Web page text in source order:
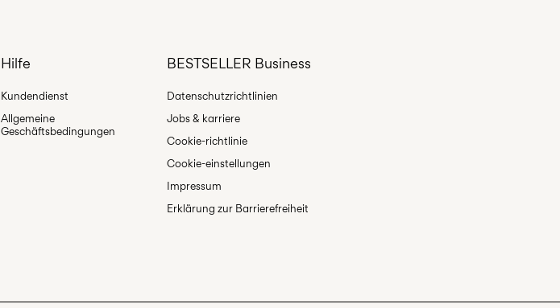
Hilfe
Kundendienst
Allgemeine
Geschäftsbedingungen
BESTSELLER Business
Datenschutzrichtlinien
Jobs & karriere
Cookie-richtlinie
Cookie-einstellungen
Impressum
Erklärung zur Barrierefreiheit